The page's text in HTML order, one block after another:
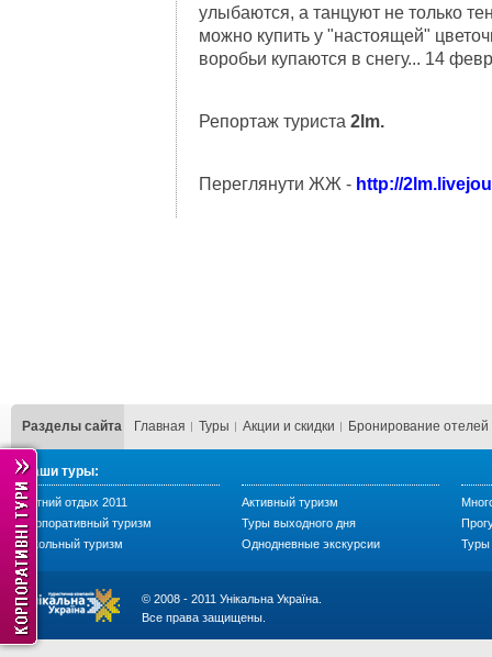
улыбаются, а танцуют не только
можно купить у "настоящей"
воробьи купаются в снегу... 14
Репортаж туриста 2lm.
Переглянути ЖЖ - http://
Разделы сайта Главная Туры Акции и скидки Бронирование отелей
Наши туры:
Летний отдых 2011
Корпоративный туризм
Школьный туризм
Активный туризм
Туры выходного дня
Однодневные экскурсии
Туры
© 2008 - 2011 Унікальна Україна.
Все права защищены.